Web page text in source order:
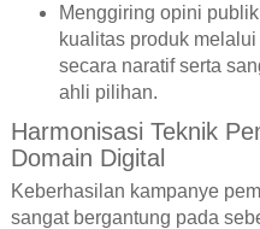
Menggiring opini
kualitas produk
secara naratif serta
ahli pilihan.
Harmonisasi Teknik
Domain Digital
Keberhasilan kampanye
sangat bergantung pada